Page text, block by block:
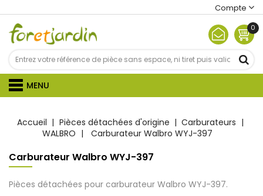
Compte
0
MENU
Accueil Pièces détachées d'origine
Carburateurs
WALBRO
Carburateur Walbro WYJ-397
Carburateur Walbro WYJ-397
Pièces détachées pour carburateur Walbro WYJ-397.